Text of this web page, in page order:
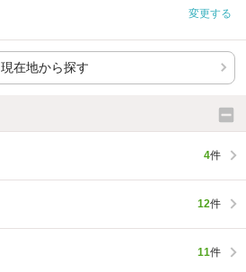
変更する
現在地から探す
4件
12件
11件